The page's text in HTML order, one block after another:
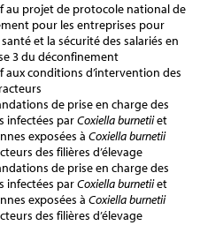
au projet de protocole national de
pour les entreprises pour
et la sécurité des salariés en
3 du déconfinement
aux conditions d’intervention des
de prise en charge des
infectées parCoxiella burnetiiet
exposées à Coxiella burnetii
des filières d’élevage
de prise en charge des
infectées parCoxiella burnetiiet
exposées à Coxiella burnetii
des filières d’élevage